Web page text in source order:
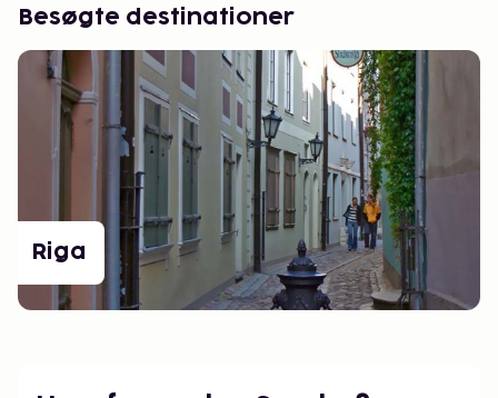
Besøgte destinationer
Riga